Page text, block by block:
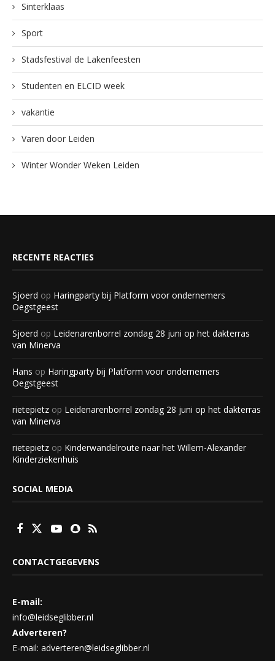
Sinterklaas
Sport
Stadsfestival de Lakenfeesten
Studenten en ELCID week
vakantie
Varen door Leiden
Winter Wonder Weken Leiden
RECENTE REACTIES
Sjoerd op Haringparty bij Platform voor ondernemers
Oegstgeest
Sjoerd op Leidenarenborrel zondag 28 juni op het dakterras
van Minerva
Hans op Haringparty bij Platform voor ondernemers
Oegstgeest
rietepietz op Leidenarenborrel zondag 28 juni op het dakterras
van Minerva
rietepietz op Kinderwandelroute naar het Willem-Alexander
Kinderziekenhuis
SOCIAL MEDIA
CONTACTGEGEVENS
E-mail:
info@leidseglibber.nl
Adverteren?
E-mail: adverteren@leidseglibber.nl